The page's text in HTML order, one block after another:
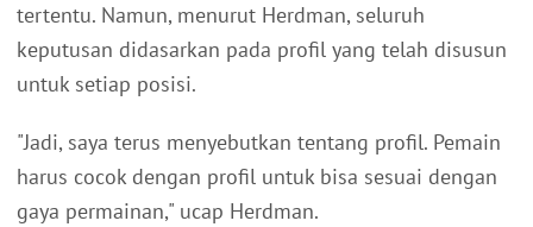
tertentu. Namun, menurut Herdman, seluruh
keputusan didasarkan pada profil yang telah disusun
untuk setiap posisi.
"Jadi, saya terus menyebutkan tentang profil. Pemain
harus cocok dengan profil untuk bisa sesuai dengan
gaya permainan," ucap Herdman.